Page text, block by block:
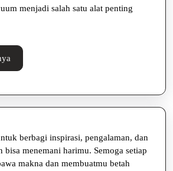
untuk
menjadi salah satu alat penting
Selengkapnya
berbagi inspirasi, pengalaman, dan
menemani harimu. Semoga setiap
makna dan membuatmu betah